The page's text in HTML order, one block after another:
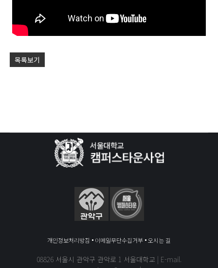
목록보기
개인정보처리방침 이메일무단수집거부 오시는 길
08826 서울시 관악구 관악로 1 서울대학교 | E-mail.